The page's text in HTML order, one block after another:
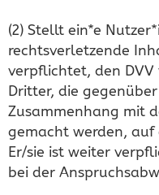
(2) Stellt ein*e
rechtsverletzende
verpflichtet, den
Dritter, die
Zusammenhang mit
gemacht werden, auf
Er/sie ist weiter
bei der